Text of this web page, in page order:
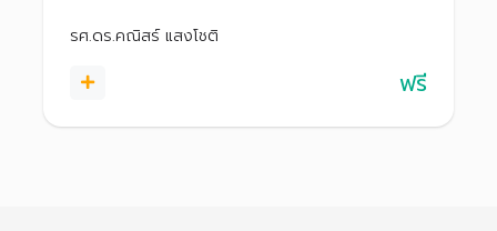
รศ.ดร.คณิสร์ แสงโชติ
ฟรี